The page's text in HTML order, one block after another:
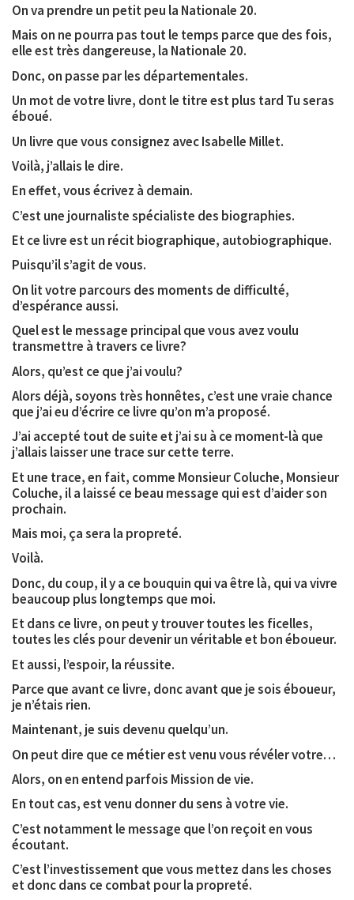
On va prendre un petit peu la Nationale 20.
Mais on ne pourra pas tout le temps parce que des fois,
elle est très dangereuse, la Nationale 20.
Donc, on passe par les départementales.
Un mot de votre livre, dont le titre est plus tard Tu seras
éboué.
Un livre que vous consignez avec Isabelle Millet.
Voilà, j’allais le dire.
En effet, vous écrivez à demain.
C’est une journaliste spécialiste des biographies.
Et ce livre est un récit biographique, autobiographique.
Puisqu’il s’agit de vous.
On lit votre parcours des moments de difficulté,
d’espérance aussi.
Quel est le message principal que vous avez voulu
transmettre à travers ce livre?
Alors, qu’est ce que j’ai voulu?
Alors déjà, soyons très honnêtes, c’est une vraie chance
que j’ai eu d’écrire ce livre qu’on m’a proposé.
J’ai accepté tout de suite et j’ai su à ce moment-là que
j’allais laisser une trace sur cette terre.
Et une trace, en fait, comme Monsieur Coluche, Monsieur
Coluche, il a laissé ce beau message qui est d’aider son
prochain.
Mais moi, ça sera la propreté.
Voilà.
Donc, du coup, il y a ce bouquin qui va être là, qui va vivre
beaucoup plus longtemps que moi.
Et dans ce livre, on peut y trouver toutes les ficelles,
toutes les clés pour devenir un véritable et bon éboueur.
Et aussi, l’espoir, la réussite.
Parce que avant ce livre, donc avant que je sois éboueur,
je n’étais rien.
Maintenant, je suis devenu quelqu’un.
On peut dire que ce métier est venu vous révéler votre…
Alors, on en entend parfois Mission de vie.
En tout cas, est venu donner du sens à votre vie.
C’est notamment le message que l’on reçoit en vous
écoutant.
C’est l’investissement que vous mettez dans les choses
et donc dans ce combat pour la propreté.